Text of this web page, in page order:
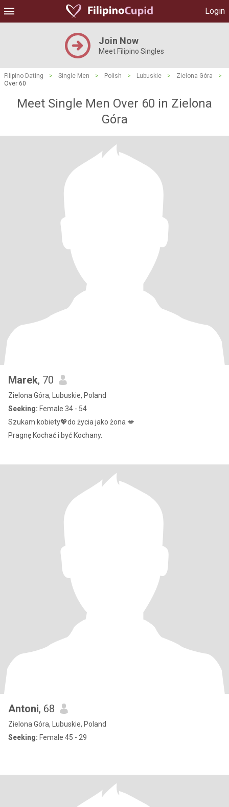
Login
Join Now
Meet Filipino Singles
Filipino Dating > Single Men > Polish > Lubuskie > Zielona Góra
>
Over 60
Meet Single Men Over 60 in Zielona
Góra
Marek, 70
Zielona Góra, Lubuskie, Poland
Seeking: Female 34 - 54
Szukam kobiety💖do życia jako żona 💋
Pragnę Kochać i być Kochany.
Antoni, 68
Zielona Góra, Lubuskie, Poland
Seeking: Female 45 - 29